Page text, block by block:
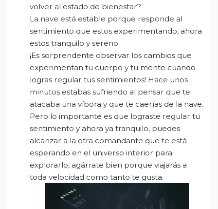
volver al estado de bienestar?
La nave está estable porque responde al
sentimiento que estos experimentando, ahora
estos tranquilo y sereno.
¡Es sorprendente observar los cambios que
experimentan tu cuerpo y tu mente cuando
logras regular tus sentimientos! Hace unos
minutos estabas sufriendo al pensar que te
atacaba una víbora y que te caerías de la nave.
Pero lo importante es que lograste regular tu
sentimiento y ahora ya tranquilo, puedes
alcanzar a la otra comandante que te está
esperando en el universo interior para
explorarlo, agárrate bien porque viajarás a
toda velocidad como tanto te gusta.